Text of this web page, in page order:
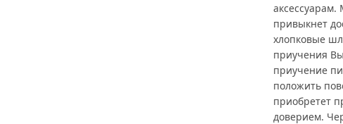
привыкнет
хлопковые
приучения
приучение
положить
приобретет
доверием.